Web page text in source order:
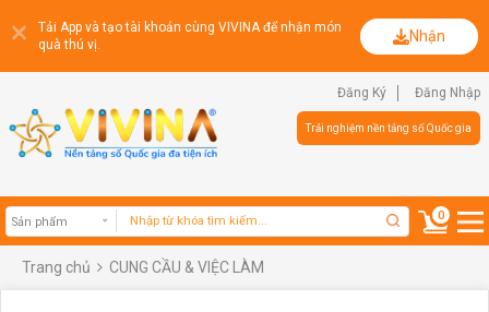
Tải App và tạo tài khoản cùng VIVINA để nhận món
quà thú vị.
Nhận
Đăng Ký Đăng Nhập
Trải nghiệm nền tảng số Quốc gia
0
Trang chủ CUNG CẦU & VIỆC LÀM